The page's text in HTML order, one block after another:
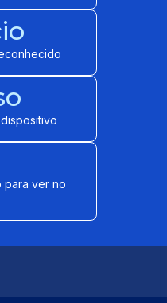
para ver no